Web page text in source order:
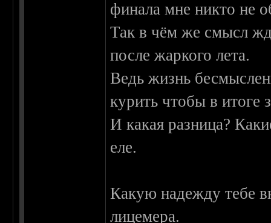
финала мне никто не
Так в чём же смысл
после жаркого лета.
Ведь жизнь
курить чтобы в итоге
И какая разница?
еле.
Какую надежду тебе
лицемера.